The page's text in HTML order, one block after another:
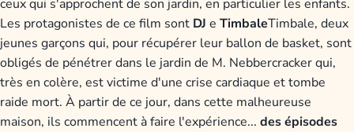
ceux qui s'approchent de son jardin, en particulier les enfants.
Les protagonistes de ce film sont DJ e TimbaleTimbale, deux
jeunes garçons qui, pour récupérer leur ballon de basket, sont
obligés de pénétrer dans le jardin de M. Nebbercracker qui,
très en colère, est victime d'une crise cardiaque et tombe
raide mort. À partir de ce jour, dans cette malheureuse
maison, ils commencent à faire l'expérience... des épisodes